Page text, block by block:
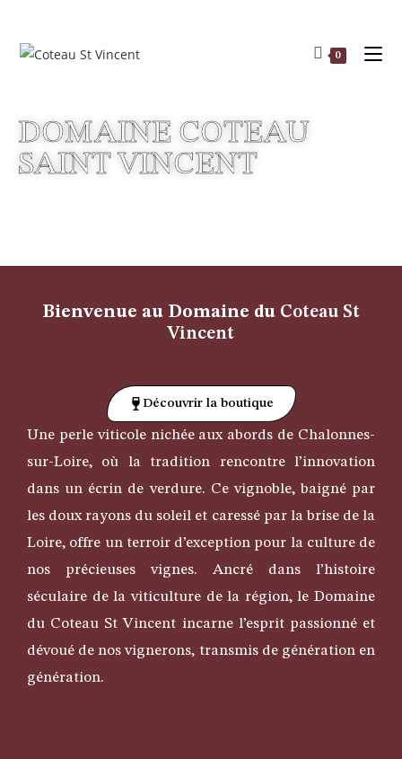
0
DOMAINE COTEAU
SAINT VINCENT
Bienvenue au Domaine du Coteau St
Vincent
Découvrir la boutique
Une perle viticole nichée aux abords de Chalonnes-
sur-Loire, où la tradition rencontre l’innovation
dans un écrin de verdure. Ce vignoble, baigné par
les doux rayons du soleil et caressé par la brise de la
Loire, offre un terroir d’exception pour la culture de
nos précieuses vignes. Ancré dans l’histoire
séculaire de la viticulture de la région, le Domaine
du Coteau St Vincent incarne l’esprit passionné et
dévoué de nos vignerons, transmis de génération en
génération.